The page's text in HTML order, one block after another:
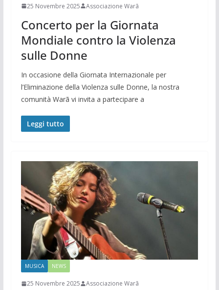
25 Novembre 2025 Associazione Warã
Concerto per la Giornata
Mondiale contro la Violenza
sulle Donne
In occasione della Giornata Internazionale per
l’Eliminazione della Violenza sulle Donne, la nostra
comunità Warã vi invita a partecipare a
Leggi tutto
MUSICA NEWS
25 Novembre 2025 Associazione Warã